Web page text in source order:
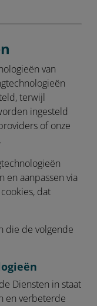
van
terwijl
ingesteld
of onze
en aanpassen via
dat
die de volgende
Diensten in staat
en verbeterde